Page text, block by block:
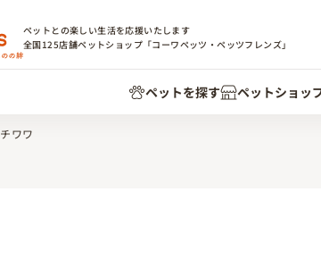
ペットとの楽しい生活を応援いたします
全国125店舗ペットショップ「コーワペッツ・ペッツフレンズ」
ペットを探す ペットショッ
チワワ